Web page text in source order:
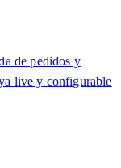
de pedidos y
live y configurable